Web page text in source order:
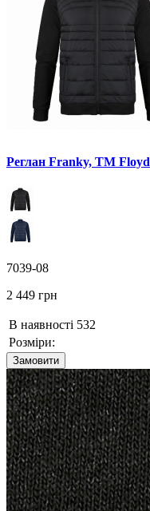
Реглан Franky, TM Floyd
7039-08
2 449 грн
В наявності 532
Розміри:
Замовити